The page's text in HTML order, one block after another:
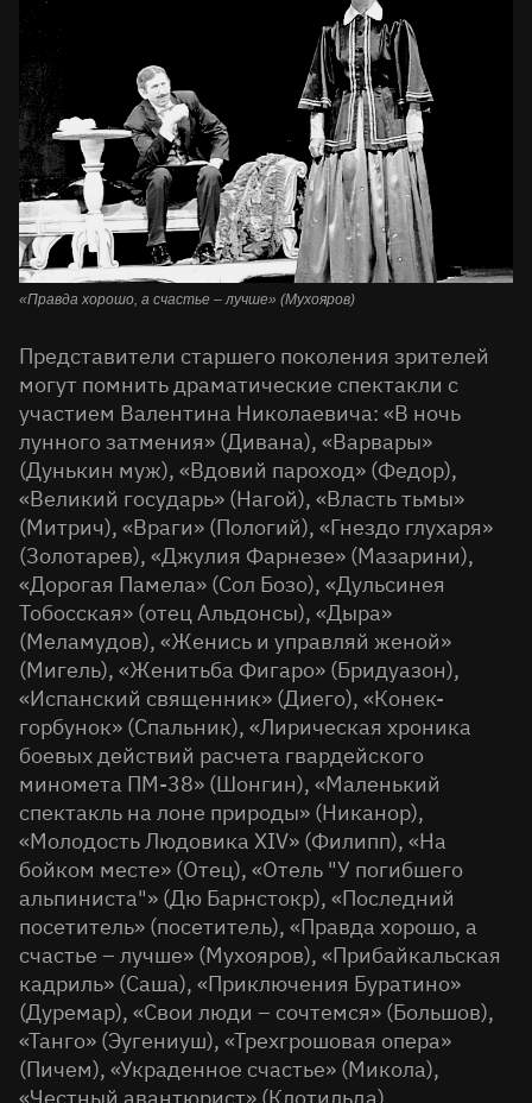
«Правда хорошо, а счастье – лучше» (Мухояров)
Представители старшего поколения зрителей
могут помнить драматические спектакли с
участием Валентина Николаевича: «В ночь
лунного затмения» (Дивана), «Варвары»
(Дунькин муж), «Вдовий пароход» (Федор),
«Великий государь» (Нагой), «Власть тьмы»
(Митрич), «Враги» (Пологий), «Гнездо глухаря»
(Золотарев), «Джулия Фарнезе» (Мазарини),
«Дорогая Памела» (Сол Бозо), «Дульсинея
Тобосская» (отец Альдонсы), «Дыра»
(Меламудов), «Женись и управляй женой»
(Мигель), «Женитьба Фигаро» (Бридуазон),
«Испанский священник» (Диего), «Конек-
горбунок» (Спальник), «Лирическая хроника
боевых действий расчета гвардейского
миномета ПМ-38» (Шонгин), «Маленький
спектакль на лоне природы» (Никанор),
«Молодость Людовика XIV» (Филипп), «На
бойком месте» (Отец), «Отель "У погибшего
альпиниста"» (Дю Барнстокр), «Последний
посетитель» (посетитель), «Правда хорошо, а
счастье – лучше» (Мухояров), «Прибайкальская
кадриль» (Саша), «Приключения Буратино»
(Дуремар), «Свои люди – сочтемся» (Большов),
«Танго» (Эугениуш), «Трехгрошовая опера»
(Пичем), «Украденное счастье» (Микола),
«Честный авантюрист» (Клотильда).